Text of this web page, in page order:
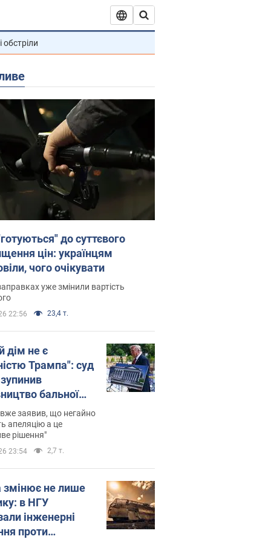
обстріли
до суттєвого
цін: українцям
чого очікувати
уже змінили вартість
22:56 23,4 т.
дім не є
Трампа": суд
бальної
$400 млн
заявив, що негайно
апеляцію а це
рішення"
23:54 2,7 т.
змінює не лише
в НГУ
інженерні
проти